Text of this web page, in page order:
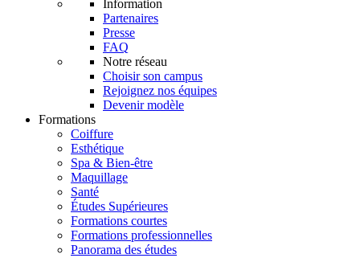
Information
Partenaires
Presse
FAQ
Notre réseau
Choisir son campus
Rejoignez nos équipes
Devenir modèle
Formations
Coiffure
Esthétique
Spa & Bien-être
Maquillage
Santé
Études Supérieures
Formations courtes
Formations professionnelles
Panorama des études